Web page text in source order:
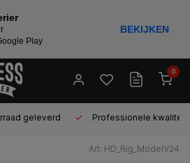
0
geleverd Professionele kwaliteit
Art: HD_Rig_ModelV24
Play
BEKIJKEN